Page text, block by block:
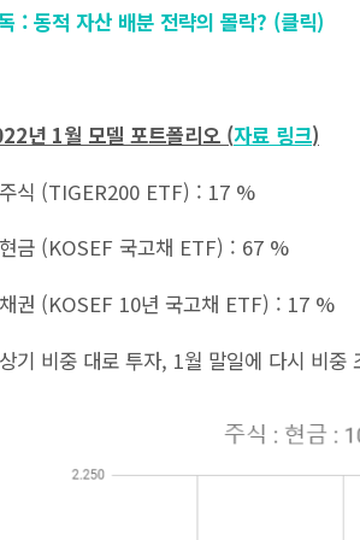
: 동적 자산 배분 전략의 몰락? (클릭)
년 1월 모델 포트폴리오 (자료 링크)
식 (TIGER200 ETF) : 17 %
금 (KOSEF 국고채 ETF) : 67 %
권 (KOSEF 10년 국고채 ETF) : 17 %
기 비중 대로 투자, 1월 말일에 다시 비중